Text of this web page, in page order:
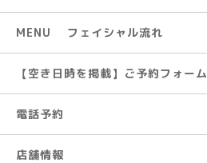
MENU フェイシャル流れ
【空き日時を掲載】ご予約フォーム
電話予約
店舗情報